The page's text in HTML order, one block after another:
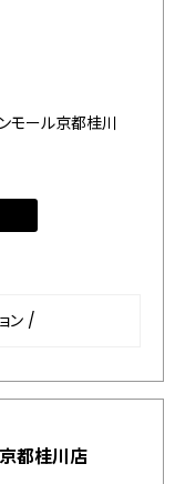
モール京都桂川
ン /
都桂川店